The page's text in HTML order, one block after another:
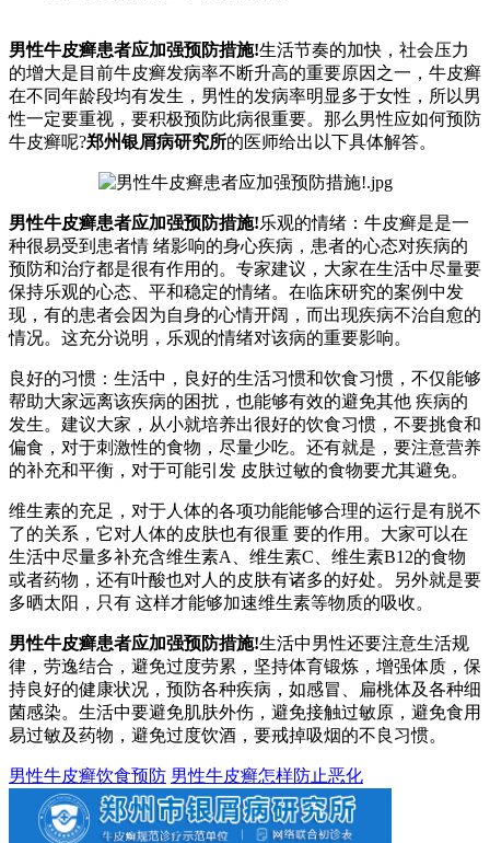
男性牛皮癣患者应加强预防措施!生活节奏的加快，社会压力
的增大是目前牛皮癣发病率不断升高的重要原因之一，牛皮癣
在不同年龄段均有发生，男性的发病率明显多于女性，所以男
性一定要重视，要积极预防此病很重要。那么男性应如何预防
牛皮癣呢?郑州银屑病研究所的医师给出以下具体解答。
男性牛皮癣患者应加强预防措施!乐观的情绪：牛皮癣是是一
种很易受到患者情 绪影响的身心疾病，患者的心态对疾病的
预防和治疗都是很有作用的。专家建议，大家在生活中尽量要
保持乐观的心态、平和稳定的情绪。在临床研究的案例中发
现，有的患者会因为自身的心情开阔，而出现疾病不治自愈的
情况。这充分说明，乐观的情绪对该病的重要影响。
良好的习惯：生活中，良好的生活习惯和饮食习惯，不仅能够
帮助大家远离该疾病的困扰，也能够有效的避免其他 疾病的
发生。建议大家，从小就培养出很好的饮食习惯，不要挑食和
偏食，对于刺激性的食物，尽量少吃。还有就是，要注意营养
的补充和平衡，对于可能引发 皮肤过敏的食物要尤其避免。
维生素的充足，对于人体的各项功能能够合理的运行是有脱不
了的关系，它对人体的皮肤也有很重 要的作用。大家可以在
生活中尽量多补充含维生素A、维生素C、维生素B12的食物
或者药物，还有叶酸也对人的皮肤有诸多的好处。另外就是要
多晒太阳，只有 这样才能够加速维生素等物质的吸收。
男性牛皮癣患者应加强预防措施!生活中男性还要注意生活规
律，劳逸结合，避免过度劳累，坚持体育锻炼，增强体质，保
持良好的健康状况，预防各种疾病，如感冒、扁桃体及各种细
菌感染。生活中要避免肌肤外伤，避免接触过敏原，避免食用
易过敏及药物，避免过度饮酒，要戒掉吸烟的不良习惯。
男性牛皮癣饮食预防 男性牛皮癣怎样防止恶化